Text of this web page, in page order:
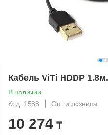
Кабель ViTi HDDP 1.8м.
В наличии
Код: 1588
Опт и розница
10 274 ₸